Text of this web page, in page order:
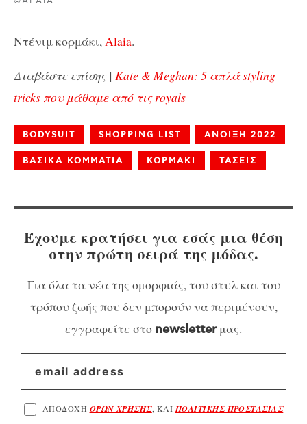
Ντένιμ κορμάκι,Alaia.
Διαβάστε επίσης | Kate & Meghan: 5 απλά styling
tricks που μάθαμε από τις royals
BODYSUIT SHOPPING LIST ΑΝΟΙΞΗ 2022
ΒΑΣΙΚΑ ΚΟΜΜΑΤΙΑ ΚΟΡΜΑΚΙ ΤΑΣΕΙΣ
Έχουμε κρατήσει για εσάς μια θέση
στην πρώτη σειρά της μόδας.
Για όλα τα νέα της ομορφιάς, του στυλ και του
τρόπου ζωής που δεν μπορούν να περιμένουν,
εγγραφείτε στο newsletterμας.
ΑΠΟΔΟΧΗ ΟΡΩΝ ΧΡΗΣΗΣ, ΚΑΙΠΟΛΙΤΙΚΗΣ ΠΡΟΣΤΑΣΙΑΣ